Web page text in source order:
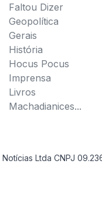
Faltou Dizer
Geopolítica
Gerais
História
Hocus Pocus
Imprensa
Livros
Machadianices...
Ltda CNPJ